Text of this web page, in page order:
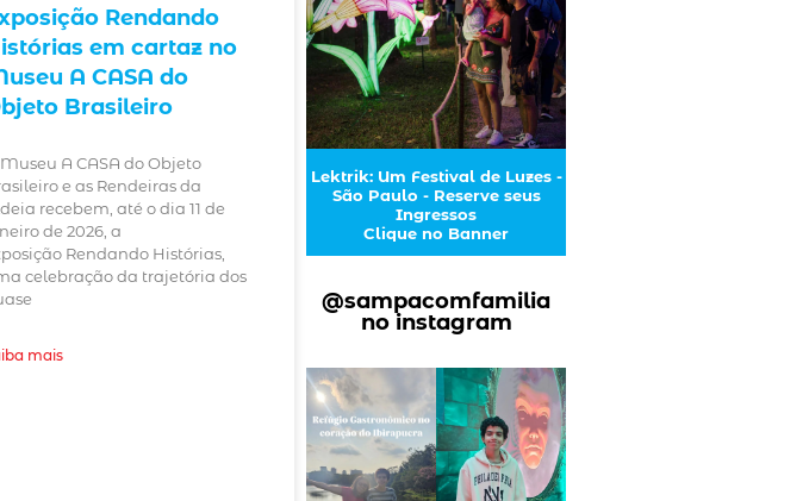
Rendando
em cartaz no
A CASA do
Brasileiro
A CASA do Objeto
e as Rendeiras da
recebem, até o dia 11 de
de 2026, a
Rendando Histórias,
celebração da trajetória dos
mais
Lektrik: Um Festival de Luzes -
São Paulo - Reserve seus
Ingressos
Clique no Banner
@sampacomfamilia
no instagram